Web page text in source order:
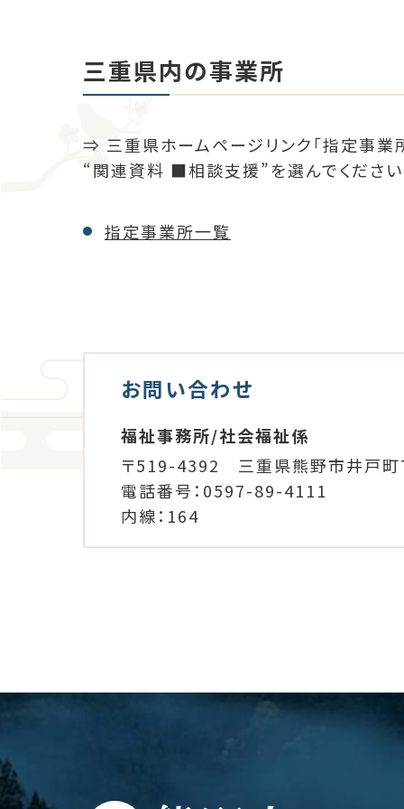
三重県内の事業所
⇒ 三重県ホームページリンク「指定事業
“関連資料 ■相談支援”を選んでください
指定事業所一覧
お問い合わせ
福祉事務所/社会福祉係
〒519-4392 三重県熊野市井戸
電話番号：0597-89-4111
内線：164